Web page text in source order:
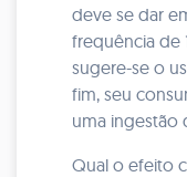
deve se dar
frequência de
sugere-se o
fim, seu
uma ingestão
Qual o efeito